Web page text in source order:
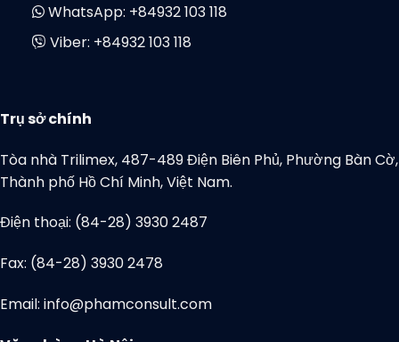
WhatsApp: +84932 103 118
Viber: +84932 103 118
Trụ sở chính
Tòa nhà Trilimex, 487-489 Điện Biên Phủ, Phường Bàn Cờ,
Thành phố Hồ Chí Minh, Việt Nam.
Điện thoại: (84-28) 3930 2487
Fax: (84-28) 3930 2478
Email: info@phamconsult.com